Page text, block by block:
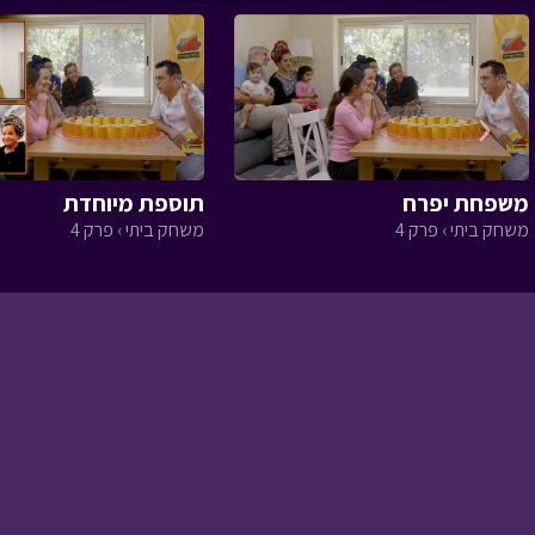
חרבות ברזל - 20
מה המצב › פרק 71
משפחת יפרח
משחק ביתי › פרק 4
תוספת מיוחדת
משחק ביתי › פרק 4
‹